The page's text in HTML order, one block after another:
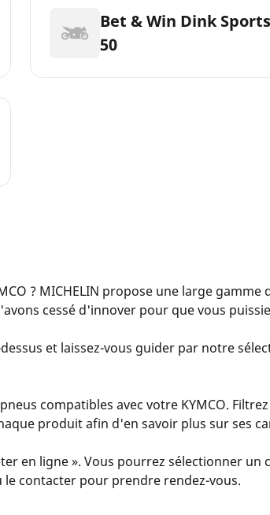
Bet & Win Dink Sports
50
? MICHELIN propose une large
cessé d'innover pour que vous
et laissez-vous guider par notre
compatibles avec votre KYMCO.
produit afin d'en savoir plus sur ses
en ligne ». Vous pourrez sélectionner
contacter pour prendre rendez-vous.